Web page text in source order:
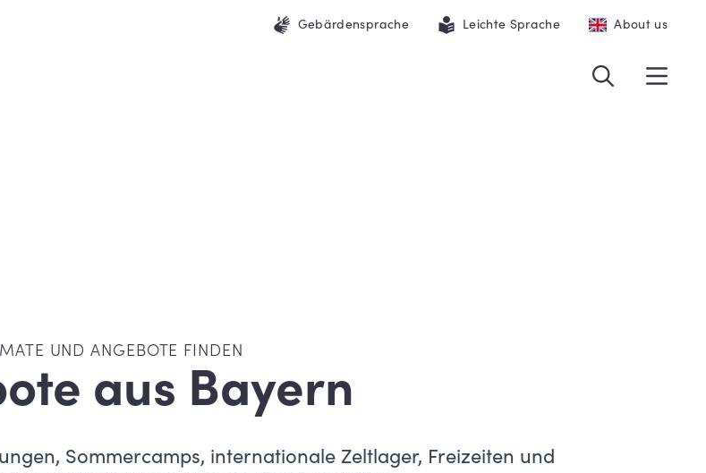
Gebärdensprache Leichte Sprache About us
UND ANGEBOTE FINDEN
aus Bayern
Sommercamps, internationale Zeltlager, Freizeiten und